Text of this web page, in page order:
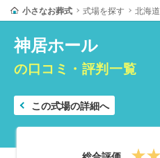
小さなお葬式 式場を探す 北海道
神居ホール
の口コミ・評判一覧
この式場の詳細へ